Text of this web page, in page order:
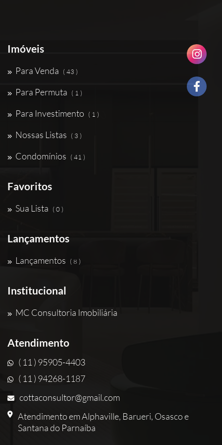
Imóveis
Para Venda ( 43 )
Para Permuta ( 1 )
Para Investimento ( 1 )
Nossas Listas ( 3 )
Condomínios ( 41 )
Favoritos
Sua Lista ( 0 )
Lançamentos
Lançamentos ( 8 )
Institucional
MC Consultoria Imobiliária
Atendimento
( 11 ) 95905-4403
( 11 ) 94268-1187
cottaconsultor@gmail.com
Atendimento em Alphaville, Barueri, Osasco e
Santana do Parnaíba